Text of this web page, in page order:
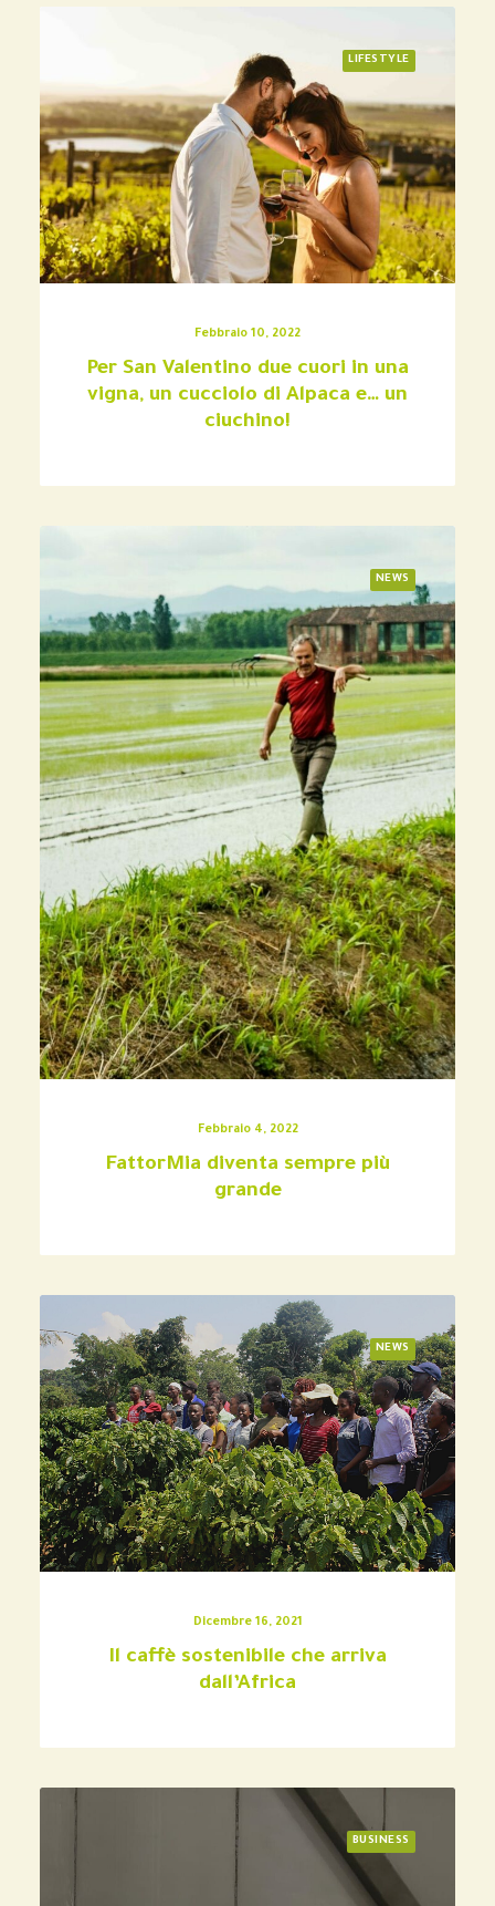
LIFESTYLE
Febbraio 10, 2022
Per San Valentino due cuori in una
vigna, un cucciolo di Alpaca e… un
ciuchino!
NEWS
Febbraio 4, 2022
FattorMia diventa sempre più
grande
NEWS
Dicembre 16, 2021
Il caffè sostenibile che arriva
dall’Africa
BUSINESS